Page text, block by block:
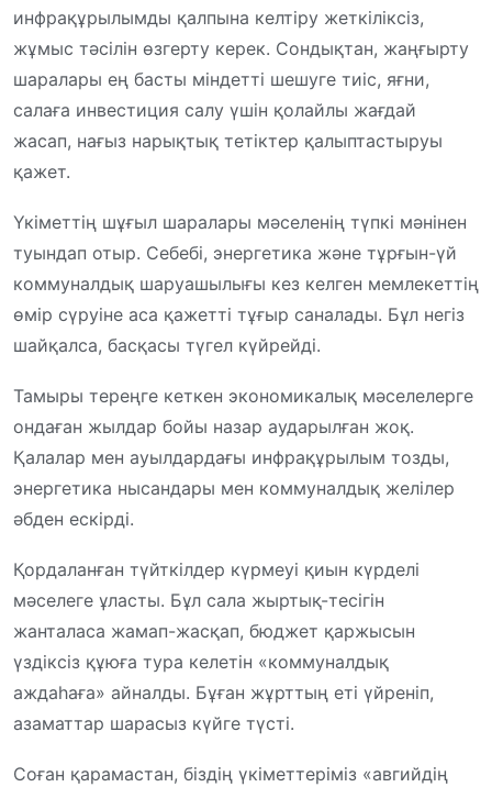
инфрақұрылымды қалпына келтіру жеткіліксіз,
жұмыс тәсілін өзгерту керек. Сондықтан, жаңғырту
шаралары ең басты міндетті шешуге тиіс, яғни,
салаға инвестиция салу үшін қолайлы жағдай
жасап, нағыз нарықтық тетіктер қалыптастыруы
қажет.
Үкіметтің шұғыл шаралары мәселенің түпкі мәнінен
туындап отыр. Себебі, энергетика және тұрғын-үй
коммуналдық шаруашылығы кез келген мемлекеттің
өмір сүруіне аса қажетті тұғыр саналады. Бұл негіз
шайқалса, басқасы түгел күйрейді.
Тамыры тереңге кеткен экономикалық мәселелерге
ондаған жылдар бойы назар аударылған жоқ.
Қалалар мен ауылдардағы инфрақұрылым тозды,
энергетика нысандары мен коммуналдық желілер
әбден ескірді.
Қордаланған түйткілдер күрмеуі қиын күрделі
мәселеге ұласты. Бұл сала жыртық-тесігін
жанталаса жамап-жасқап, бюджет қаржысын
үздіксіз құюға тура келетін «коммуналдық
аждаһаға» айналды. Бұған жұрттың еті үйреніп,
азаматтар шарасыз күйге түсті.
Соған қарамастан, біздің үкіметтеріміз «авгийдің